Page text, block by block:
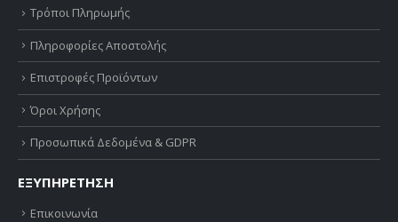
Τρόποι Πληρωμής
Πληροφορίες Αποστολής
Επιστροφές Προϊόντων
Όροι Χρήσης
Προσωπικά Δεδομένα & GDPR
ΕΞΥΠΗΡΕΤΗΣΗ
Επικοινωνία